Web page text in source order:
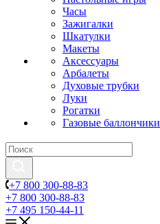
Часы
Зажигалки
Шкатулки
Макеты
Аксессуары
Арбалеты
Духовые трубки
Луки
Рогатки
Газовые баллончики
+7 800 300-88-83
+7 800 300-88-83
+7 495 150-44-11